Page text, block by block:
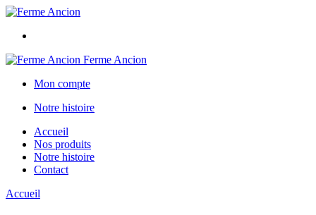
Ferme Ancion
Mon compte
Notre histoire
Accueil
Nos produits
Notre histoire
Contact
Accueil